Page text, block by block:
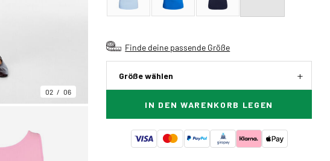
02 06
Finde deine passende Größe
Größe wählen
IN DEN WARENKORB LEGEN